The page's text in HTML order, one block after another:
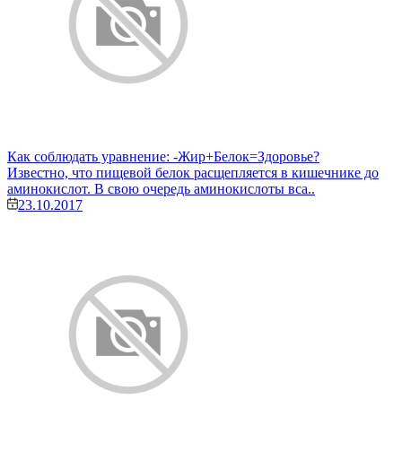
Как соблюдать уравнение: -Жир+Белок=Здоровье?
Известно, что пищевой белок расщепляется в кишечнике до
аминокислот. В свою очередь аминокислоты вса..
23.10.2017